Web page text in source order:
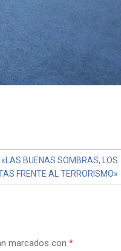
BUENAS SOMBRAS, LOS
FRENTE AL TERRORISMO»
marcados con *